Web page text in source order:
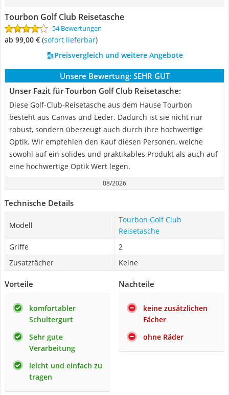
Tourbon Golf Club Reisetasche
54 Bewertungen
ab 99,00 € ( Sofort lieferbar)
Preisvergleich und weitere Angebote
Unsere Bewertung: SEHR GUT
Unser Fazit für Tourbon Golf Club Reisetasche:
Diese Golf-Club-Reisetasche aus dem Hause Tourbon
besteht aus Canvas und Leder. Dadurch ist sie nicht nur
robust, sondern überzeugt auch durch ihre hochwertige
Optik. Wir empfehlen den Kauf diesen Personen, welche
sowohl auf ein solides und praktikables Produkt als auch auf
eine hochwertige Optik Wert legen.
08/2026
Technische Details
Modell
Tourbon Golf Club
Reisetasche
Griffe
2
Zusatzfächer
Keine
Vorteile
komfortabler
Schultergurt
Sehr gute
Verarbeitung
leicht und einfach zu
tragen
Nachteile
keine zusätzlichen
Fächer
ohne Räder